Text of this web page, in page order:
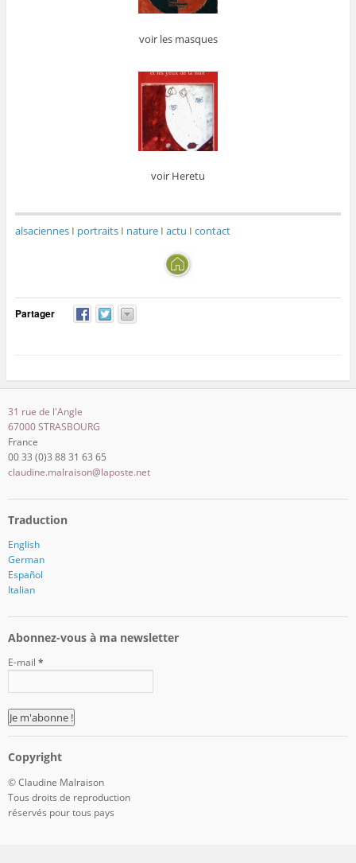
voir les masques
voir Heretu
alsaciennes I portraits I nature I actu I contact
Partager
31 rue de l'Angle
67000 STRASBOURG
France
00 33 (0)3 88 31 63 65
claudine.malraison@laposte.net
Traduction
English
German
Español
Italian
Abonnez-vous à ma newsletter
E-mail *
Copyright
© Claudine Malraison
Tous droits de reproduction
réservés pour tous pays